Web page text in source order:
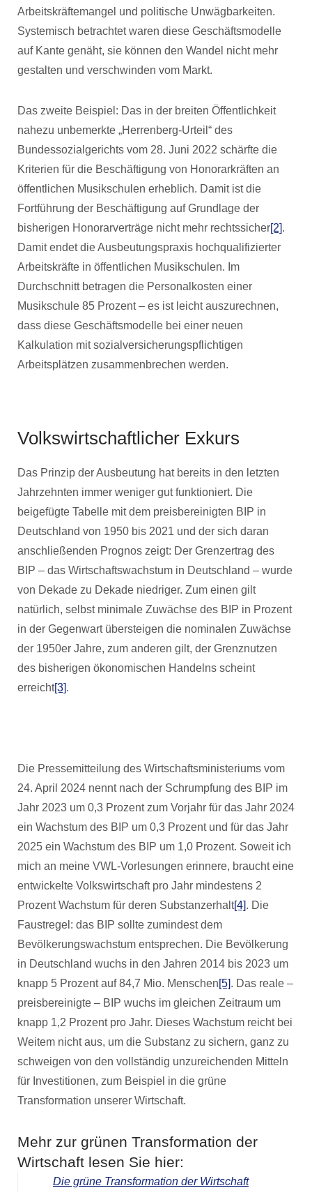
Arbeitskräftemangel und politische Unwägbarkeiten.
Systemisch betrachtet waren diese Geschäftsmodelle
auf Kante genäht, sie können den Wandel nicht mehr
gestalten und verschwinden vom Markt.
Das zweite Beispiel: Das in der breiten Öffentlichkeit
nahezu unbemerkte „Herrenberg-Urteil“ des
Bundessozialgerichts vom 28. Juni 2022 schärfte die
Kriterien für die Beschäftigung von Honorarkräften an
öffentlichen Musikschulen erheblich. Damit ist die
Fortführung der Beschäftigung auf Grundlage der
bisherigen Honorarverträge nicht mehr rechtssicher[2].
Damit endet die Ausbeutungspraxis hochqualifizierter
Arbeitskräfte in öffentlichen Musikschulen. Im
Durchschnitt betragen die Personalkosten einer
Musikschule 85 Prozent – es ist leicht auszurechnen,
dass diese Geschäftsmodelle bei einer neuen
Kalkulation mit sozialversicherungspflichtigen
Arbeitsplätzen zusammenbrechen werden.
Volkswirtschaftlicher Exkurs
Das Prinzip der Ausbeutung hat bereits in den letzten
Jahrzehnten immer weniger gut funktioniert. Die
beigefügte Tabelle mit dem preisbereinigten BIP in
Deutschland von 1950 bis 2021 und der sich daran
anschließenden Prognos zeigt: Der Grenzertrag des
BIP – das Wirtschaftswachstum in Deutschland – wurde
von Dekade zu Dekade niedriger. Zum einen gilt
natürlich, selbst minimale Zuwächse des BIP in Prozent
in der Gegenwart übersteigen die nominalen Zuwächse
der 1950er Jahre, zum anderen gilt, der Grenznutzen
des bisherigen ökonomischen Handelns scheint
erreicht[3].
Die Pressemitteilung des Wirtschaftsministeriums vom
24. April 2024 nennt nach der Schrumpfung des BIP im
Jahr 2023 um 0,3 Prozent zum Vorjahr für das Jahr 2024
ein Wachstum des BIP um 0,3 Prozent und für das Jahr
2025 ein Wachstum des BIP um 1,0 Prozent. Soweit ich
mich an meine VWL-Vorlesungen erinnere, braucht eine
entwickelte Volkswirtschaft pro Jahr mindestens 2
Prozent Wachstum für deren Substanzerhalt[4]. Die
Faustregel: das BIP sollte zumindest dem
Bevölkerungswachstum entsprechen. Die Bevölkerung
in Deutschland wuchs in den Jahren 2014 bis 2023 um
knapp 5 Prozent auf 84,7 Mio. Menschen[5]. Das reale –
preisbereinigte – BIP wuchs im gleichen Zeitraum um
knapp 1,2 Prozent pro Jahr. Dieses Wachstum reicht bei
Weitem nicht aus, um die Substanz zu sichern, ganz zu
schweigen von den vollständig unzureichenden Mitteln
für Investitionen, zum Beispiel in die grüne
Transformation unserer Wirtschaft.
Mehr zur grünen Transformation der
Wirtschaft lesen Sie hier:
Die grüne Transformation der Wirtschaft